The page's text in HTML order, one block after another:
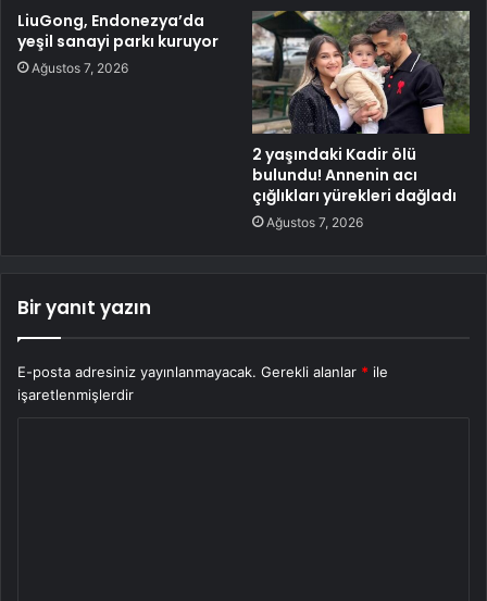
LiuGong, Endonezya’da
yeşil sanayi parkı kuruyor
Ağustos 7, 2026
2 yaşındaki Kadir ölü
bulundu! Annenin acı
çığlıkları yürekleri dağladı
Ağustos 7, 2026
Bir yanıt yazın
E-posta adresiniz yayınlanmayacak. Gerekli alanlar * ile
işaretlenmişlerdir